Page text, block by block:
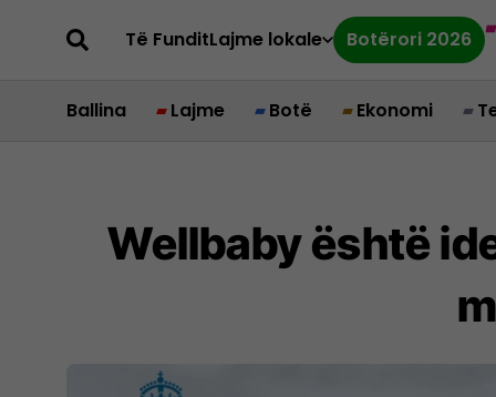
Të FunditLajme lokale Botërori 2026
Ballina Lajme Botë Ekonomi
Wellbaby është